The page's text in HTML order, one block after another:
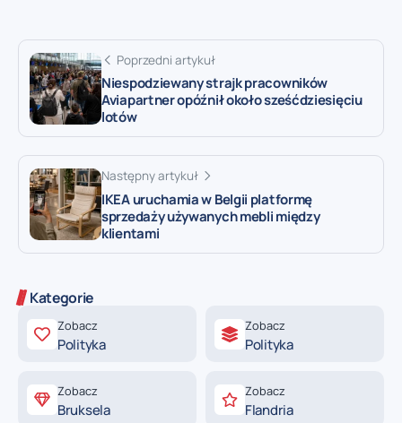
Poprzedni artykuł
Niespodziewany strajk pracowników
Aviapartner opóźnił około sześćdziesięciu
lotów
Następny artykuł
IKEA uruchamia w Belgii platformę
sprzedaży używanych mebli między
klientami
Kategorie
Zobacz
Polityka
Zobacz
Polityka
Zobacz
Bruksela
Zobacz
Flandria